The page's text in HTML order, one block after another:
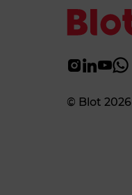
© Blot 2026